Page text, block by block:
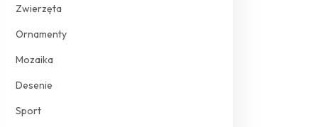
Zwierzęta
Ornamenty
Mozaika
Desenie
Sport